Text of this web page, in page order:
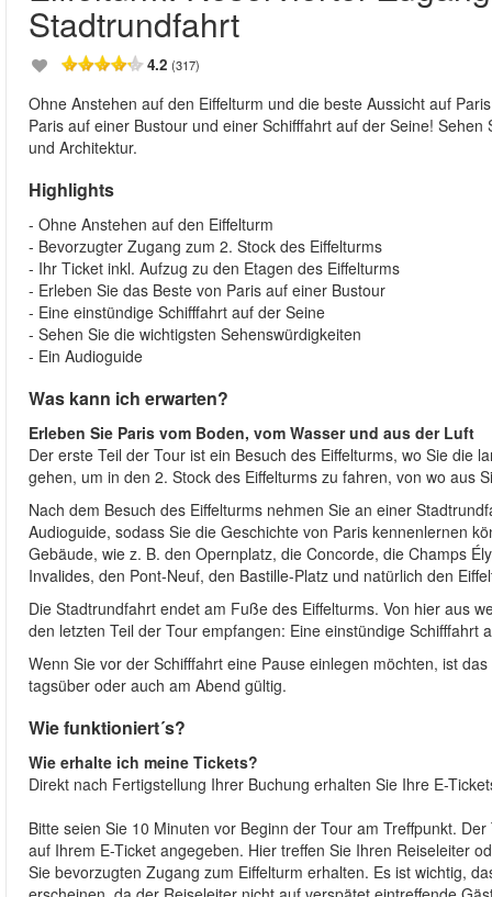
Stadtrundfahrt
4.2 (317)
Ohne Anstehen auf den Eiffelturm und die beste Aussicht auf
Paris auf einer Bustour und einer Schifffahrt auf der Seine!
und Architektur.
Highlights
- Ohne Anstehen auf den Eiffelturm
- Bevorzugter Zugang zum 2. Stock des Eiffelturms
- Ihr Ticket inkl. Aufzug zu den Etagen des Eiffelturms
- Erleben Sie das Beste von Paris auf einer Bustour
- Eine einstündige Schifffahrt auf der Seine
- Sehen Sie die wichtigsten Sehenswürdigkeiten
- Ein Audioguide
Was kann ich erwarten?
Erleben Sie Paris vom Boden, vom Wasser und aus der Luft
Der erste Teil der Tour ist ein Besuch des Eiffelturms, wo Sie die
gehen, um in den 2. Stock des Eiffelturms zu fahren, von wo aus
Nach dem Besuch des Eiffelturms nehmen Sie an einer
Audioguide, sodass Sie die Geschichte von Paris kennenlernen
Gebäude, wie z. B. den Opernplatz, die Concorde, die Champs
Invalides, den Pont-Neuf, den Bastille-Platz und natürlich den
Die Stadtrundfahrt endet am Fuße des Eiffelturms. Von hier aus
den letzten Teil der Tour empfangen: Eine einstündige Schifffahrt
Wenn Sie vor der Schifffahrt eine Pause einlegen möchten, ist
tagsüber oder auch am Abend gültig.
Wie funktioniert´s?
Wie erhalte ich meine Tickets?
Direkt nach Fertigstellung Ihrer Buchung erhalten Sie Ihre E-
Bitte seien Sie 10 Minuten vor Beginn der Tour am Treffpunkt.
auf Ihrem E-Ticket angegeben. Hier treffen Sie Ihren Reiseleiter
Sie bevorzugten Zugang zum Eiffelturm erhalten. Es ist wichtig,